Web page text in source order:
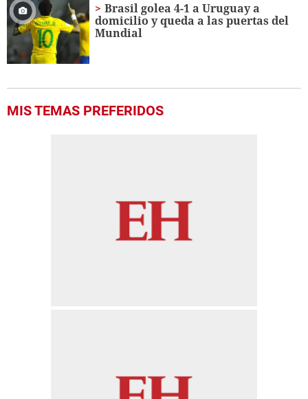
Brasil golea 4-1 a Uruguay a
domicilio y queda a las puertas del
Mundial
MIS TEMAS PREFERIDOS